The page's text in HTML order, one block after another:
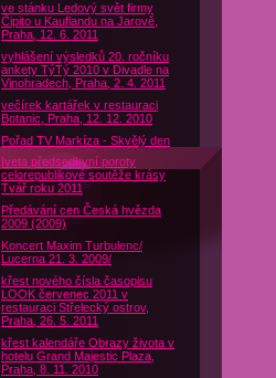
ve stánku Ledový svět firmy
Čipito u Kauflandu na Jarově,
Praha, 12. 6. 2011
vyhlášení výsledků 20. ročníku
ankety TýTý 2010 v Divadle na
Vinohradech, Praha, 2. 4. 2011
večírek kartářek v restauraci
Botanic, Praha, 12. 12. 2010
Pořad TV Markíza - Skvělý den
Iveta předsedkyní poroty
celorepublikové soutěže krásy
Tvář roku 2011
Předávání cen Česká hvězda
2009 (2009)
Koncert Maxim Turbulenc/
Lucerna 21. 3. 2009/
křest nového čísla časopisu
LOOK červenec 2011 v
restauraci Střelecký ostrov,
Praha, 26. 5. 2011
křest kalendáře Obrazy života v
hotelu Grand Majestic Plaza,
Praha, 8. 11. 2010